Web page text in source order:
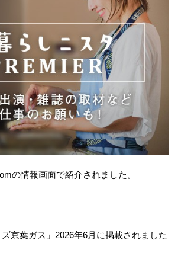
の情報画面で紹介されました。
ズ京葉ガス」2026年6月に掲載されました